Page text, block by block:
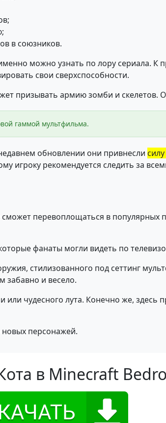
в союзников.
можно узнать по лору сериала. К
свои сверхспособности.
призывать армию зомби и скелетов.
гаммой мультфильма.
обновлении они привнесли
игроку рекомендуется следить за
перевоплощаться в популярных
фанаты могли видеть по
стилизованного под сеттинг
забавно и весело.
чудесного лута. Конечно же, здесь
персонажей.
в Minecraft